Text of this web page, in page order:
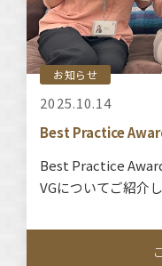
お知らせ
2025.10.14
Best Practice
Best Practice
VGについてご紹介